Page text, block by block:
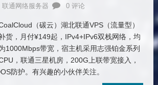
联通网络服务器 0 评论
（碳云）湖北联通VPS（流量型）
货，月付¥149起，IPv4+IPv6双栈网络，均
1000Mbps带宽，宿主机采用志强铂金系列
，联通三星机房，200G上联带宽接入，
防护。有兴趣的小伙伴关注。